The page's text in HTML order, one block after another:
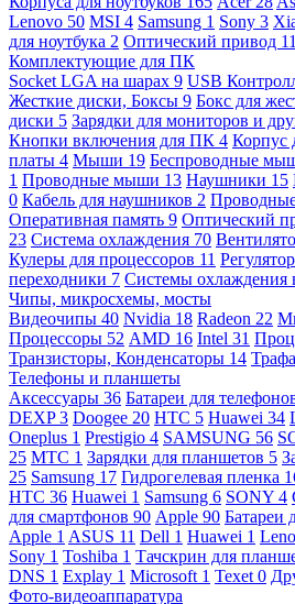
Lenovo 50 MSI 4 Samsung 1 Sony 3
для ноутбука 2 Оптический привод 11
Комплектующие для ПК
Socket LGA на шарах 9 USB
Жесткие диски, Боксы 9 Бокс для
диски 5 Зарядки для мониторов и
Кнопки включения для ПК 4 Корпус
платы 4 Мыши 19 Беспроводные
1 Проводные мыши 13 Наушники 15
0 Кабель для наушников 2
Оперативная память 9 Оптический
23 Система охлаждения 70
Кулеры для процессоров 11
переходники 7 Системы охлаждения
Чипы, микросхемы, мосты
Видеочипы 40 Nvidia 18 Radeon 22
Процессоры 52 AMD 16 Intel 31
Транзисторы, Конденсаторы 14
Телефоны и планшеты
Аксессуары 36 Батареи для
DEXP3 Doogee 20 HTC 5 Huawei 34
Oneplus 1 Prestigio 4 SAMSUNG 56
25 МТС 1 Зарядки для планшетов 5
25 Samsung 17 Гидрогелевая пленка
HTC 36 Huawei 1 Samsung 6 SONY 4
для смартфонов 90 Apple 90 Батареи
Apple 1 ASUS 11 Dell 1 Huawei 1
Sony 1 Toshiba 1 Тачскрин для
DNS 1 Explay 1 Microsoft 1 Texet 0
Фото-видеоаппаратура